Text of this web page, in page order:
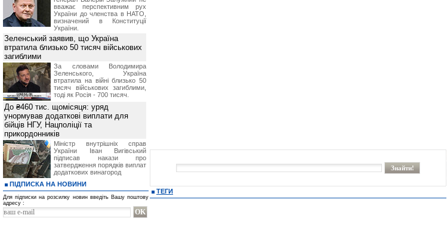
ТЕГИ
вважає перспективним рух
України до членства в НАТО,
визначений в Конституції
України.
Зеленський заявив, що Україна
втратила близько 50 тисяч військових
загиблими
За словами Володимира
Зеленського, Україна
втратила на війні близько 50
тисяч військових загиблими,
тоді як Росія - 700 тисяч.
До ₴460 тис. щомісяця: уряд
унормував додаткові виплати для
бійців НГУ, Нацполіції та
прикордонників
Міністр внутрішніх справ
України Іван Вигівський
підписав накази про
затвердження порядків виплат
додаткових винагород
ПІДПИСКА НА НОВИНИ
Для підписки на розсилку новин введіть Вашу поштову
адресу :